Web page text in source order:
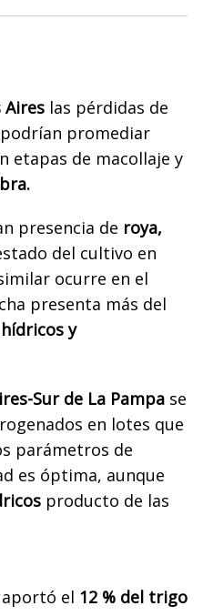
Aires las pérdidas de
promediar
etapas de macollaje y
presencia de roya,
del cultivo en
ocurre en el
presenta más del
y
Sur de La Pampa se
en lotes que
parámetros de
es óptima, aunque
producto de las
aportó el 12 % del trigo